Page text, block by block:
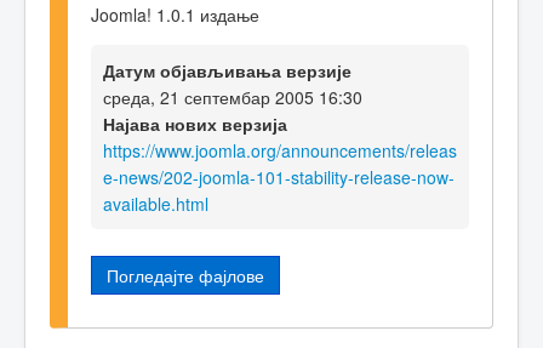
Joomla! 1.0.1 издање
Датум објављивања верзије
среда, 21 септембар 2005 16:30
Најава нових верзија
https://www.joomla.org/announcements/releas
e-news/202-joomla-101-stability-release-now-
available.html
Погледајте фајлове